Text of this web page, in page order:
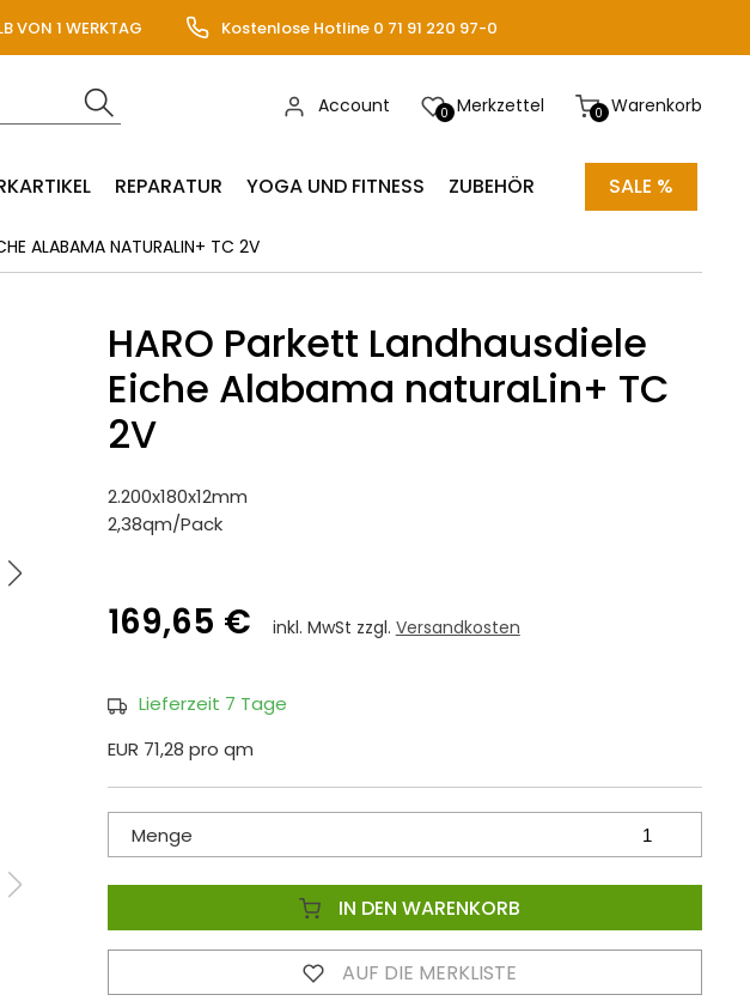
VON 1 WERKTAG Kostenlose Hotline 0 71 91 220 97-0
0 Warenkorb
0 Merkzettel
Account
REPARATUR YOGA UND FITNESS ZUBEHÖR SALE %
ALABAMA NATURALIN+ TC 2V
HARO Parkett Landhausdiele
Eiche Alabama naturaLin+ TC
2V
2.200x180x12mm
2,38qm/Pack
169,65 € inkl. MwSt zzgl. Versandkosten
Lieferzeit 7 Tage
EUR 71,28 pro qm
Menge
IN DEN WARENKORB
AUF DIE MERKLISTE